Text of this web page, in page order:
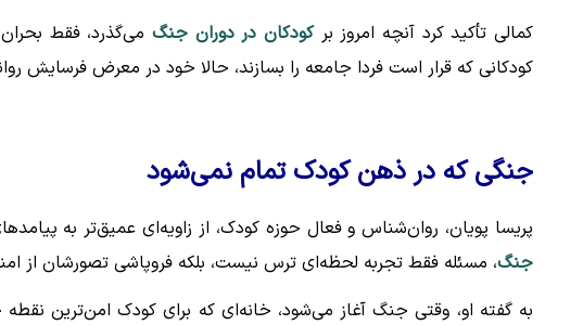
کمالی تأکید کرد آنچه امروز برکودکان در دوران جنگ می‌گذرد، فقط
کودکانی که قرار است فردا جامعه را بسازند، حالا خود در معرض فرسایش
جنگی که در ذهن کودک تمام نمی‌شود
پریسا پویان، روان‌شناس و فعال حوزه کودک، از زاویه‌ای عمیق‌تر به
جنگ، مسئله فقط تجربه لحظه‌ای ترس نیست، بلکه فروپاشی تصورشان از
به گفته او، وقتی جنگ آغاز می‌شود، خانه‌ای که برای کودک امن‌ترین